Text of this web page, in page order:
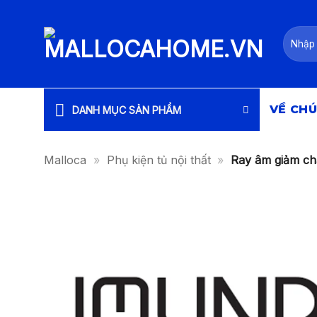
Tìm
kiếm:
DANH MỤC SẢN PHẨM VỀ
Malloca » Phụ kiện tủ nội thất » Ray âm giảm